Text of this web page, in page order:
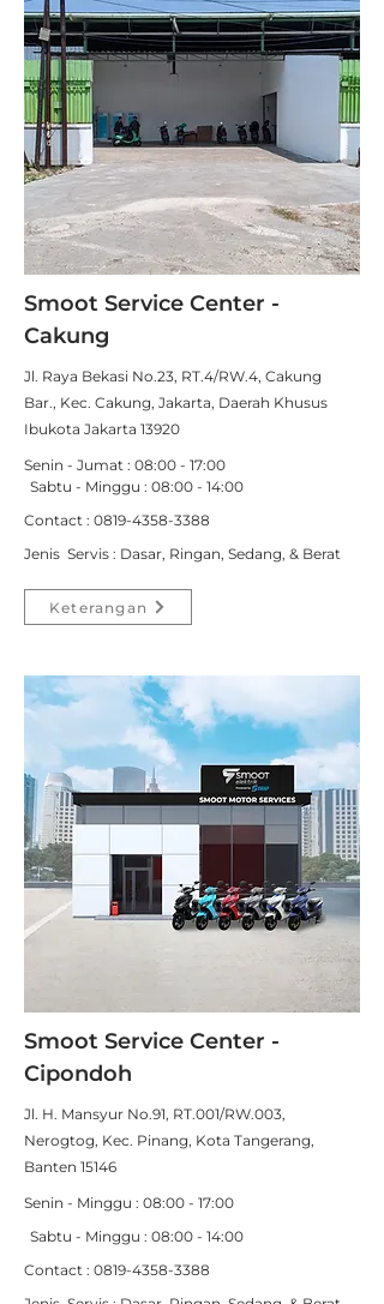
Smoot Service Center -
Cakung
Jl. Raya Bekasi No.23, RT.4/RW.4, Cakung
Bar., Kec. Cakung, Jakarta, Daerah Khusus
Ibukota Jakarta 13920
Senin - Jumat : 08:00 - 17:00
Sabtu - Minggu : 08:00 - 14:00
Contact : 0819-4358-3388
Jenis Servis : Dasar, Ringan, Sedang, & Berat
Keterangan
Smoot Service Center -
Cipondoh
Jl. H. Mansyur No.91, RT.001/RW.003,
Nerogtog, Kec. Pinang, Kota Tangerang,
Banten 15146
Senin - Minggu : 08:00 - 17:00
Sabtu - Minggu : 08:00 - 14:00
Contact : 0819-4358-3388